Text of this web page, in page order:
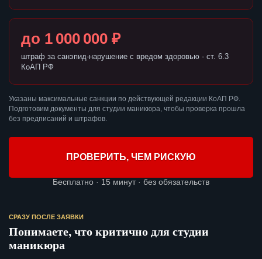
до 1 000 000 ₽
штраф за санэпид-нарушение с вредом здоровью - ст. 6.3
КоАП РФ
Указаны максимальные санкции по действующей редакции КоАП РФ.
Подготовим документы для студии маникюра, чтобы проверка прошла
без предписаний и штрафов.
ПРОВЕРИТЬ, ЧЕМ РИСКУЮ
Бесплатно · 15 минут · без обязательств
СРАЗУ ПОСЛЕ ЗАЯВКИ
Понимаете, что критично для студии
маникюра